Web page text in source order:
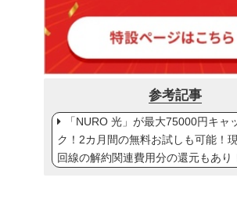
参考記事
「NURO 光」が最大75000円キャ
ク！2カ月間の無料お試しも可能！
回線の解約関連費用分の還元もあり